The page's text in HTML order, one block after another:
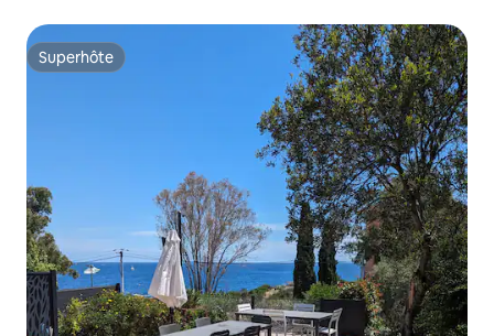
Superhôte
Superhôte